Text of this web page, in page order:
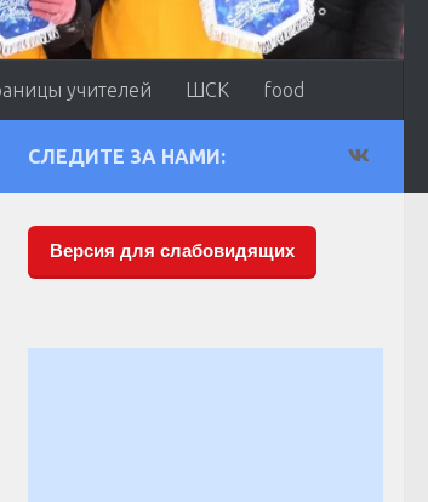
учителей ШСК food
СЛЕДИТЕ ЗА НАМИ:
Версия для слабовидящих